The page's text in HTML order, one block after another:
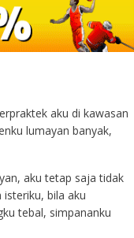
aku di kawasan
lumayan banyak,
aku tetap saja tidak
bila aku
tebal, simpananku